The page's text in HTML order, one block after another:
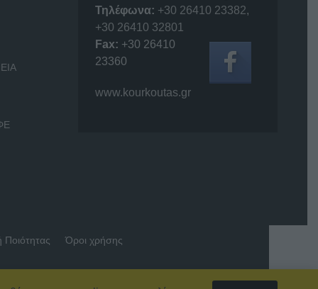
Τηλέφωνα: +30 26410 23382,
+30 26410 32801
Fax: +30 26410
23360
www.kourkoutas.gr
Ποιότητας Όροι χρήσης